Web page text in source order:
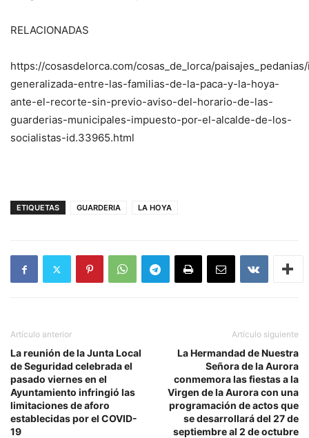
RELACIONADAS
https://cosasdelorca.com/cosas_de_lorca/
generalizada-entre-las-familias-de-la-paca-y-la-hoya-
ante-el-recorte-sin-previo-aviso-del-horario-de-las-
guarderias-municipales-impuesto-por-el-alcalde-de-los-
socialistas-id.33965.html
ETIQUETAS GUARDERIA LA HOYA
Artículo anterior
La reunión de la Junta Local
de Seguridad celebrada el
pasado viernes en el
Ayuntamiento infringió las
limitaciones de aforo
establecidas por el COVID-
19
Artículo siguiente
La Hermandad de Nuestra
Señora de la Aurora
conmemora las fiestas a la
Virgen de la Aurora con una
programación de actos que
se desarrollará del 27 de
septiembre al 2 de octubre